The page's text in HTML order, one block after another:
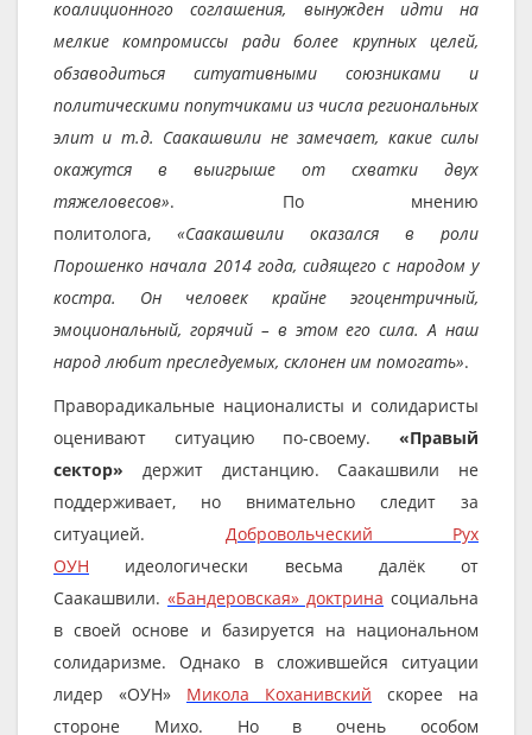
коалиционного соглашения, вынужден идти на
мелкие компромиссы ради более крупных целей,
обзаводиться ситуативными союзниками и
политическими попутчиками из числа региональных
элит и т.д. Саакашвили не замечает, какие силы
окажутся в выигрыше от схватки двух
тяжеловесов». По мнению
политолога, «Саакашвили оказался в роли
Порошенко начала 2014 года, сидящего с народом у
костра. Он человек крайне эгоцентричный,
эмоциональный, горячий – в этом его сила. А наш
народ любит преследуемых, склонен им помогать».
Праворадикальные националисты и солидаристы
оценивают ситуацию по-своему. «Правый
сектор» держит дистанцию. Саакашвили не
поддерживает, но внимательно следит за
ситуацией. Добровольческий Рух
ОУН идеологически весьма далёк от
Саакашвили. «Бандеровская» доктрина социальна
в своей основе и базируется на национальном
солидаризме. Однако в сложившейся ситуации
лидер «ОУН» Микола Коханивский скорее на
стороне Михо. Но в очень особом